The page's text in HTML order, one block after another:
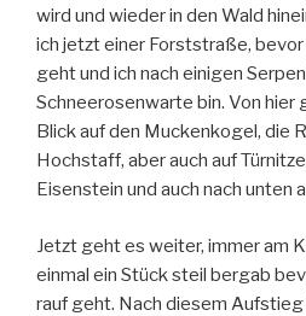
wird und wieder in den Wald
ich jetzt einer Forststraße,
geht und ich nach einigen
Schneerosenwarte bin. Von hier
Blick auf den Muckenkogel, die
Hochstaff, aber auch auf
Eisenstein und auch nach unten
Jetzt geht es weiter, immer am
einmal ein Stück steil bergab
rauf geht. Nach diesem Aufstieg